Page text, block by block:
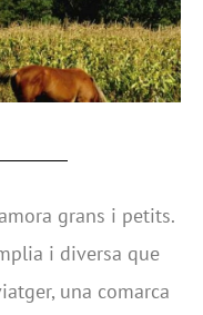
grans i petits.
i diversa que
una comarca